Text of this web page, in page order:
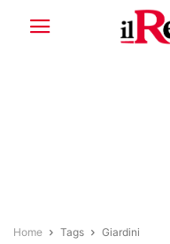
Home Tags Giardini